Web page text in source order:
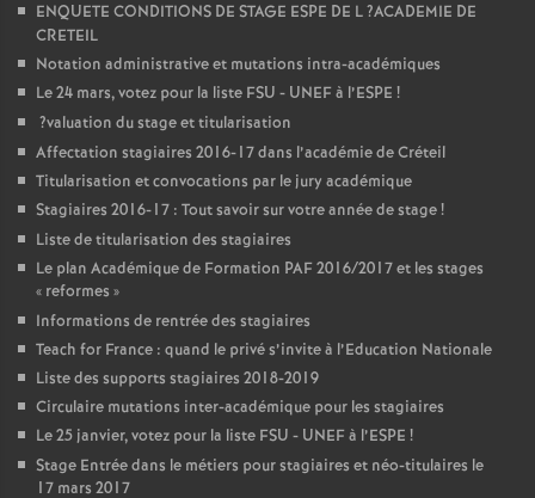
ENQUETE CONDITIONS DE STAGE ESPE DE L?ACADEMIE DE
CRETEIL
Notation administrative et mutations intra-académiques
Le 24 mars, votez pour la liste FSU - UNEFà l’ESPE !
?valuation du stage et titularisation
Affectation stagiaires 2016-17 dans l’académie de Créteil
Titularisation et convocations par le jury académique
Stagiaires 2016-17 : Tout savoir sur votre année de stage!
Liste de titularisation des stagiaires
Le plan Académique de Formation PAF2016/2017 et les stages
« reformes »
Informations de rentrée des stagiaires
Teach for France : quand le privé s’invite à l’Education Nationale
Liste des supports stagiaires 2018-2019
Circulaire mutations inter-académique pour les stagiaires
Le 25 janvier, votez pour la liste FSU - UNEFà l’ESPE !
Stage Entrée dans le métiers pour stagiaires et néo-titulaires le
17 mars 2017